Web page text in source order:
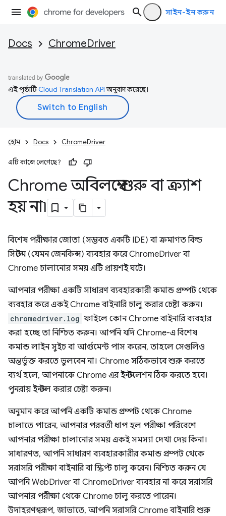
সাইন-ইন করুন
Docs ChromeDriver
এই পৃষ্ঠাটিCloud Translation APIঅনুবাদ করেছে।
হোম Docs ChromeDriver
এটি কাজে লেগেছে?
Chrome অবিলম্বে শুরু বা ক্র্যাশ
হয় না৷
বিশেষ পরীক্ষার জোতা (সম্ভবত একটি IDE) বা ক্রমাগত বিল্ড
সিস্টেম (যেমন জেনকিন্স) ব্যবহার করে ChromeDriver বা
Chrome চালানোর সময় এটি প্রায়শই ঘটে।
আপনার পরীক্ষা একটি সাধারণ ব্যবহারকারী কমান্ড প্রম্পট থেকে
ব্যবহার করে একই Chrome বাইনারি চালু করার চেষ্টা করুন।
chromedriver.log ফাইলে কোন Chrome বাইনারি ব্যবহার
করা হচ্ছে তা নিশ্চিত করুন। আপনি যদি Chrome-এ বিশেষ
কমান্ড লাইন সুইচ বা আর্গুমেন্ট পাস করেন, তাহলে সেগুলিও
অন্তর্ভুক্ত করতে ভুলবেন না। Chrome সঠিকভাবে শুরু করতে
ব্যর্থ হলে, আপনাকে Chrome এর ইনস্টলেশন ঠিক করতে হবে।
পুনরায় ইনস্টল করার চেষ্টা করুন।
অনুমান করে আপনি একটি কমান্ড প্রম্পট থেকে Chrome
চালাতে পারেন, আপনার পরবর্তী ধাপ হল পরীক্ষা পরিবেশে
আপনার পরীক্ষা চালানোর সময় একই সমস্যা দেখা দেয় কিনা।
সাধারণত, আপনি সাধারণ ব্যবহারকারীর কমান্ড প্রম্পট থেকে
সরাসরি পরীক্ষা বাইনারি বা স্ক্রিপ্ট চালু করেন। নিশ্চিত করুন যে
আপনি WebDriver বা ChromeDriver ব্যবহার না করে সরাসরি
আপনার পরীক্ষা থেকে Chrome চালু করতে পারেন।
উদাহরণস্বরূপ, জাভাতে, আপনি সরাসরি Chrome বাইনারি শুরু